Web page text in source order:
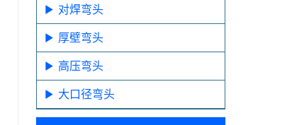
对焊弯头
厚壁弯头
高压弯头
大口径弯头